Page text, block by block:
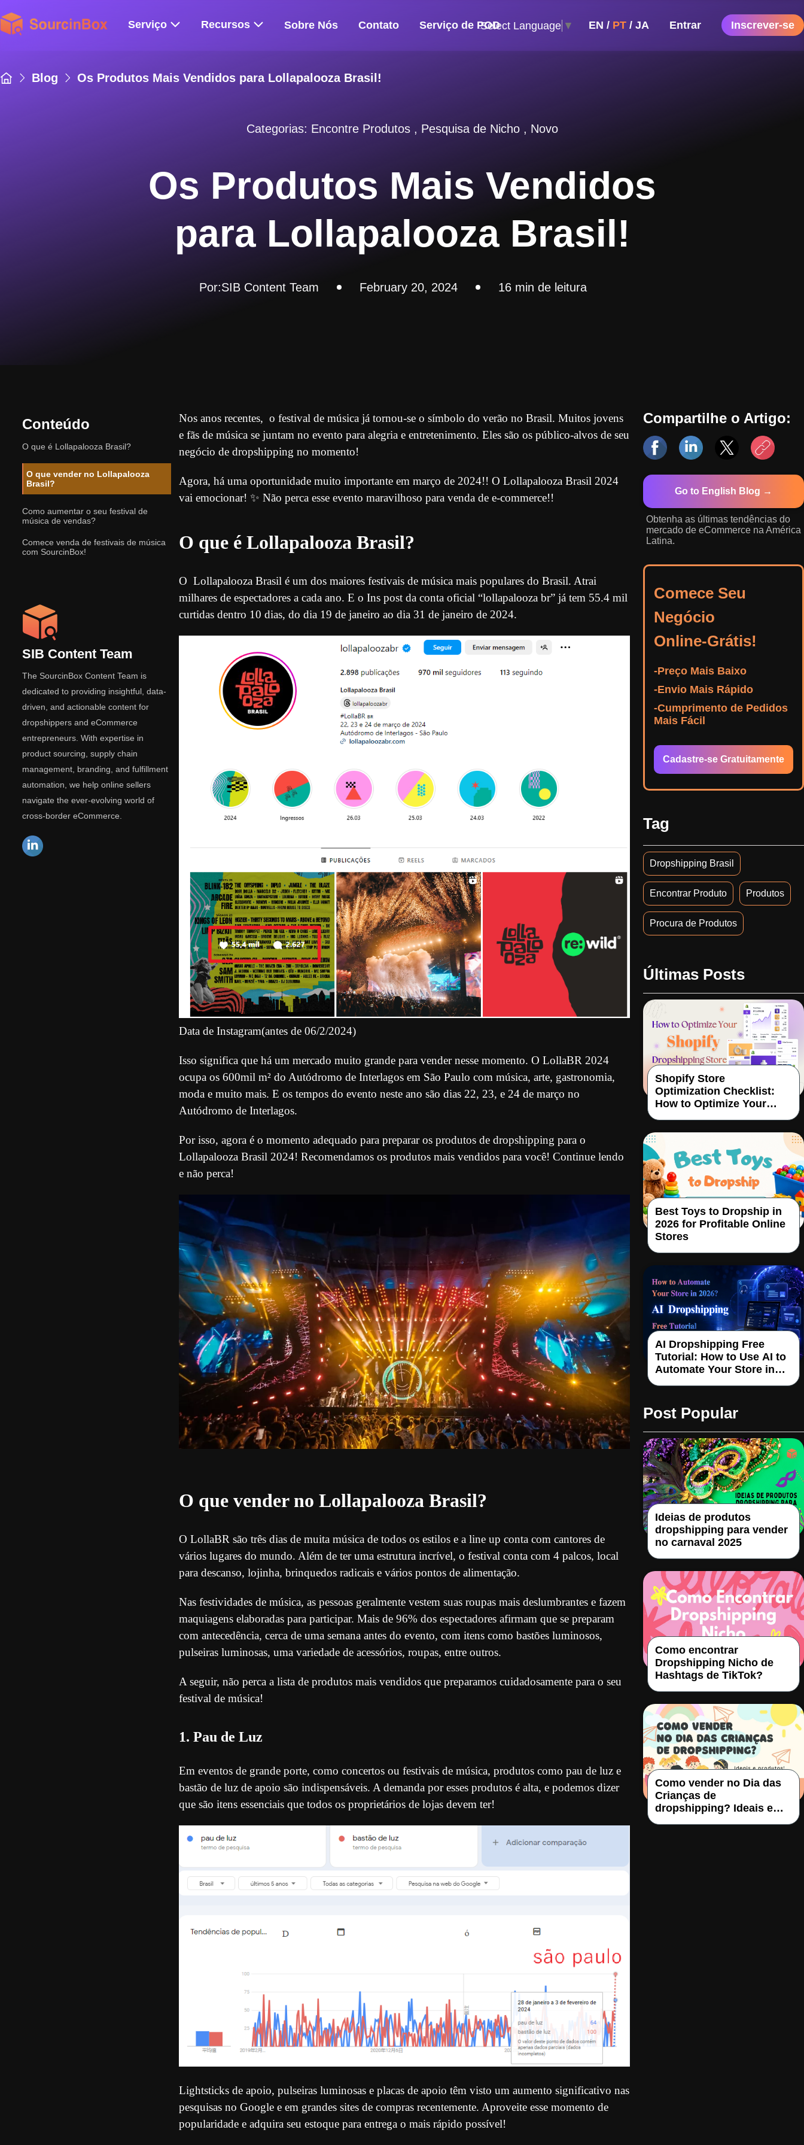
Serviço Recursos Sobre Nós Contato Serviço de POD EN / PT / JA Entrar Inscrever-se
Blog Os Produtos Mais Vendidos para Lollapalooza Brasil!
Categorias: Encontre Produtos , Pesquisa de Nicho , Novo
Os Produtos Mais Vendidos
para Lollapalooza Brasil!
Por:SIB Content Team February 20, 2024 16 min de leitura
Conteúdo
O que é Lollapalooza Brasil?
O que vender no Lollapalooza
Brasil?
Como aumentar o seu festival de
música de vendas?
Comece venda de festivais de música
com SourcinBox!
SIB Content Team
The SourcinBox Content Team is
dedicated to providing insightful, data-
driven, and actionable content for
dropshippers and eCommerce
entrepreneurs. With expertise in
product sourcing, supply chain
management, branding, and fulfillment
automation, we help online sellers
navigate the ever-evolving world of
cross-border eCommerce.
Nos anos recentes, o festival de música já tornou-se o símbolo do verão no Brasil. Muitos jovens
e fãs de música se juntam no evento para alegria e entretenimento. Eles são os público-alvos de seu
negócio de dropshipping no momento!
Agora, há uma oportunidade muito importante em março de 2024!! O Lollapalooza Brasil 2024
vai emocionar! ✨​⁣ Não perca esse evento maravilhoso para venda de e-commerce!!
O que é Lollapalooza Brasil?
O Lollapalooza Brasil é um dos maiores festivais de música mais populares do Brasil. Atrai
milhares de espectadores a cada ano. E o Ins post da conta oficial “lollapalooza br” já tem 55.4 mil
curtidas dentro 10 dias, do dia 19 de janeiro ao dia 31 de janeiro de 2024.
Data de Instagram(antes de 06/2/2024)
Isso significa que há um mercado muito grande para vender nesse momento. O LollaBR 2024
ocupa os 600mil m² do Autódromo de Interlagos em São Paulo com música, arte, gastronomia,
moda e muito mais. E os tempos do evento neste ano são dias 22, 23, e 24 de março no
Autódromo de Interlagos.
Por isso, agora é o momento adequado para preparar os produtos de dropshipping para o
Lollapalooza Brasil 2024! Recomendamos os produtos mais vendidos para você! Continue lendo
e não perca!
O que vender no Lollapalooza Brasil?
O LollaBR são três dias de muita música de todos os estilos e a line up conta com cantores de
vários lugares do mundo. Além de ter uma estrutura incrível, o festival conta com 4 palcos, local
para descanso, lojinha, brinquedos radicais e vários pontos de alimentação.
Nas festividades de música, as pessoas geralmente vestem suas roupas mais deslumbrantes e fazem
maquiagens elaboradas para participar. Mais de 96% dos espectadores afirmam que se preparam
com antecedência, cerca de uma semana antes do evento, com itens como bastões luminosos,
pulseiras luminosas, uma variedade de acessórios, roupas, entre outros.
A seguir, não perca a lista de produtos mais vendidos que preparamos cuidadosamente para o seu
festival de música!
1. Pau de Luz
Em eventos de grande porte, como concertos ou festivais de música, produtos como pau de luz e
bastão de luz de apoio são indispensáveis. A demanda por esses produtos é alta, e podemos dizer
que são itens essenciais que todos os proprietários de lojas devem ter!
Lightsticks de apoio, pulseiras luminosas e placas de apoio têm visto um aumento significativo nas
pesquisas no Google e em grandes sites de compras recentemente. Aproveite esse momento de
popularidade e adquira seu estoque para entrega o mais rápido possível!
Compartilhe o Artigo:
Go to English Blog →
Obtenha as últimas tendências do
mercado de eCommerce na América
Latina.
Comece Seu
Negócio
Online-Grátis!
-Preço Mais Baixo
-Envio Mais Rápido
-Cumprimento de Pedidos
Mais Fácil
Cadastre-se Gratuitamente
Tag
Dropshipping Brasil
Encontrar Produto Produtos
Procura de Produtos
Últimas Posts
Shopify Store
Optimization Checklist:
How to Optimize Your
Dropshipping Store
Best Toys to Dropship in
2026 for Profitable Online
Stores
AI Dropshipping Free
Tutorial: How to Use AI to
Automate Your Store in
2026
Post Popular
Ideias de produtos
dropshipping para vender
no carnaval 2025
Como encontrar
Dropshipping Nicho de
Hashtags de TikTok?
Como vender no Dia das
Crianças de
dropshipping? Ideais e
produtos!
Select Language ▼